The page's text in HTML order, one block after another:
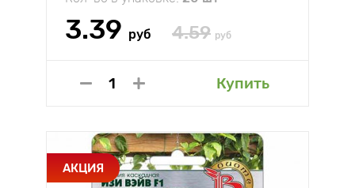
3.39 руб 4.59 руб
Купить
АКЦИЯ